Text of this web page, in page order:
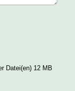
Datei(en) 12 MB